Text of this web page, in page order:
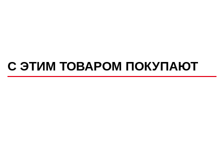
С ЭТИМ ТОВАРОМ ПОКУПАЮТ